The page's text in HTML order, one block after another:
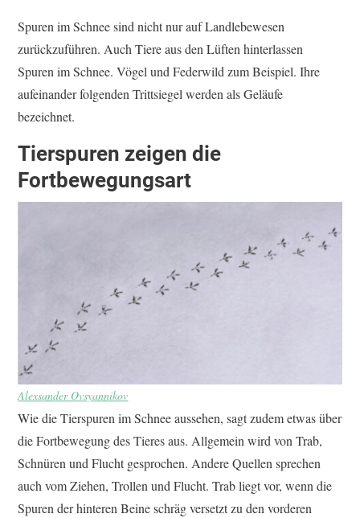
Spuren im Schnee sind nicht nur auf Landlebewesen
zurückzuführen. Auch Tiere aus den Lüften hinterlassen
Spuren im Schnee. Vögel und Federwild zum Beispiel. Ihre
aufeinander folgenden Trittsiegel werden als Geläufe
bezeichnet.
Tierspuren zeigen die
Fortbewegungsart
Alexsander Ovsyannikov
Wie die Tierspuren im Schnee aussehen, sagt zudem etwas über
die Fortbewegung des Tieres aus. Allgemein wird von Trab,
Schnüren und Flucht gesprochen. Andere Quellen sprechen
auch vom Ziehen, Trollen und Flucht. Trab liegt vor, wenn die
Spuren der hinteren Beine schräg versetzt zu den vorderen